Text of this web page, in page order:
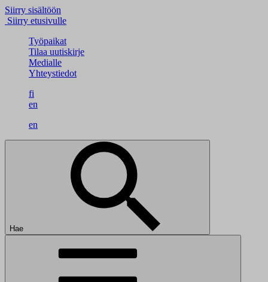
Siirry sisältöön
Siirry etusivulle
Työpaikat
Tilaa uutiskirje
Medialle
Yhteystiedot
fi
en
en
Hae